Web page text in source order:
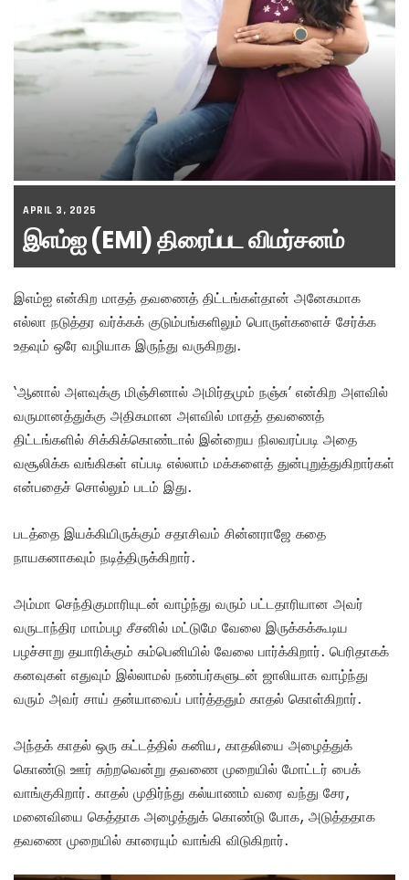
APRIL 3, 2025
இஎம்ஐ (EMI) திரைப்பட விமர்சனம்
இஎம்ஐ என்கிற மாதத் தவணைத் திட்டங்கள்தான் அனேகமாக
எல்லா நடுத்தர வர்க்கக் குடும்பங்களிலும் பொருள்களைச் சேர்க்க
உதவும் ஒரே வழியாக இருந்து வருகிறது.
‘ஆனால் அளவுக்கு மிஞ்சினால் அமிர்தமும் நஞ்சு’ என்கிற அளவில்
வருமானத்துக்கு அதிகமான அளவில் மாதத் தவணைத்
திட்டங்களில் சிக்கிக்கொண்டால் இன்றைய நிலவரப்படி அதை
வசூலிக்க வங்கிகள் எப்படி எல்லாம் மக்களைத் துன்புறுத்துகிறார்கள்
என்பதைச் சொல்லும் படம் இது.
படத்தை இயக்கியிருக்கும் சதாசிவம் சின்னராஜே கதை
நாயகனாகவும் நடித்திருக்கிறார்.
அம்மா செந்திகுமாரியுடன் வாழ்ந்து வரும் பட்டதாரியான அவர்
வருடாந்திர மாம்பழ சீசனில் மட்டுமே வேலை இருக்கக்கூடிய
பழச்சாறு தயாரிக்கும் கம்பெனியில் வேலை பார்க்கிறார். பெரிதாகக்
கனவுகள் எதுவும் இல்லாமல் நண்பர்களுடன் ஜாலியாக வாழ்ந்து
வரும் அவர் சாய் தன்யாவைப் பார்த்ததும் காதல் கொள்கிறார்.
அந்தக் காதல் ஒரு கட்டத்தில் கனிய, காதலியை அழைத்துக்
கொண்டு ஊர் சுற்றவென்று தவணை முறையில் மோட்டர் பைக்
வாங்குகிறார். காதல் முதிர்ந்து கல்யாணம் வரை வந்து சேர,
மனைவியை கெத்தாக அழைத்துக் கொண்டு போக, அடுத்ததாக
தவணை முறையில் காரையும் வாங்கி விடுகிறார்.